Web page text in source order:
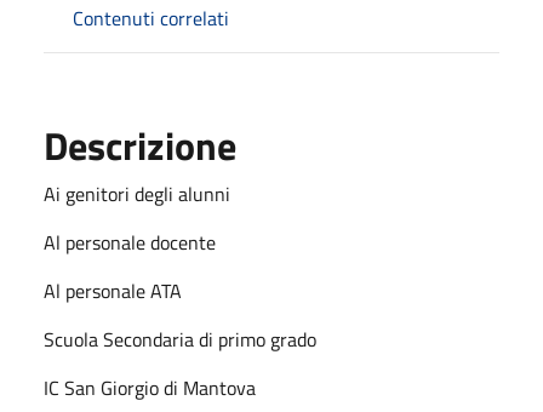
Contenuti correlati
Descrizione
Ai genitori degli alunni
Al personale docente
Al personale ATA
Scuola Secondaria di primo grado
IC San Giorgio di Mantova